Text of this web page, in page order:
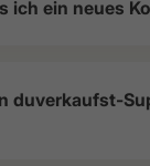
ich ein neues
duverkaufst-